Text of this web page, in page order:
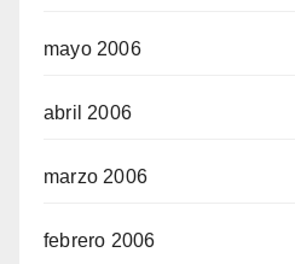
mayo 2006
abril 2006
marzo 2006
febrero 2006